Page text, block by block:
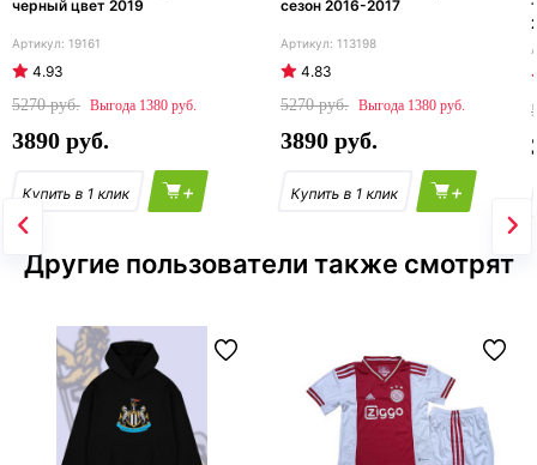
черный цвет 2019
19161
4.93
5270
1380
3890
+
сезон 2016-2017
113198
4.83
5270
1380
3890
+
Другие пользователи также смотрят